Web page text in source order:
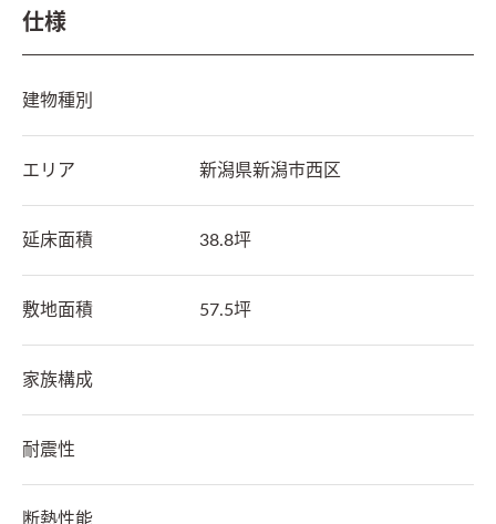
仕様
建物種別
エリア 新潟県新潟市西区
延床面積 38.8坪
敷地面積 57.5坪
家族構成
耐震性
断熱性能